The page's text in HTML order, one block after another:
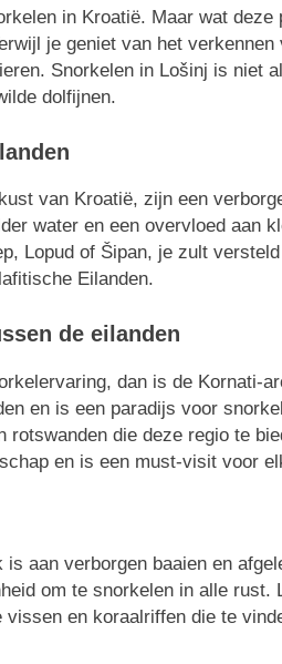
in Kroatië. Maar wat
je geniet van het
Snorkelen in Lošinj is niet
dolfijnen.
van Kroatië, zijn een
water en een overvloed aan
Lopud of Šipan, je zult
Eilanden.
de eilanden
dan is de Kornati-
en is een paradijs voor
die deze regio te
en is een must-visit voor
aan verborgen baaien en
om te snorkelen in alle rust.
en koraalriffen die te